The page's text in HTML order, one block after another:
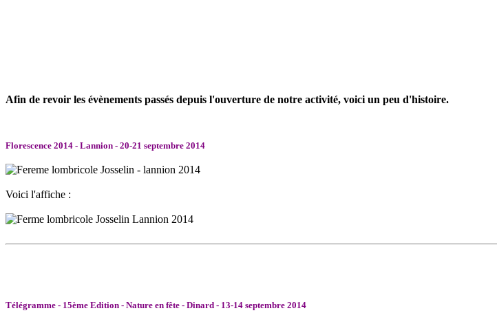
Afin de revoir les évènements passés depuis l'ouverture de notre activité, voici un peu d'histoire.
Florescence 2014 - Lannion - 20-21 septembre 2014
Voici l'affiche :
Télégramme - 15ème Edition - Nature en fête - Dinard - 13-14 septembre 2014